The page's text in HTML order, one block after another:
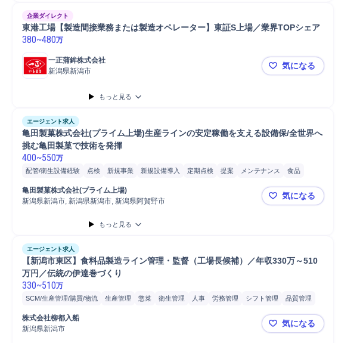
企業ダイレクト
東港工場【製造間接業務または製造オペレーター】東証S上場／業界TOPシェア
380~480万
一正蒲鉾株式会社
新潟県新潟市
東港工場【製造
気になる
もっと見る
エージェント求人
亀田製菓株式会社(プライム上場)生産ラインの安定稼働を支える設備保/全世界へ
挑む亀田製菓で技術を発揮
400~550万
配管/衛生設備経験 点検 新規事業 新規設備導入 定期点検 提案 メンテナンス
食品
工程改善
工場 データ分析
立会い
生産技術 自動車/輸送機器 施設/設備管理
自動車運転
亀田製菓株式会社(プライム上場)
新潟県新潟市, 新潟県新潟市, 新潟県阿賀野市
亀田製菓株式会
気になる
もっと見る
エージェント求人
【新潟市東区】食料品製造ライン管理・監督（工場長候補）／年収330万～510
万円／伝統の伊達巻づくり
330~510万
SCM/生産管理/購買/物流 生産管理 惣菜 衛生管理 人事 労務管理 シフト管理
品質管理
教育
安全衛生管理
株式会社柳都入船
新潟県新潟市
【新潟市東区】
気になる